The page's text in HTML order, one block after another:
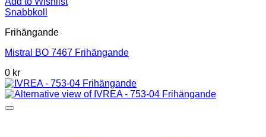
Snabbkoll
Frihängande
Mistral BO 7467 Frihängande
0 kr